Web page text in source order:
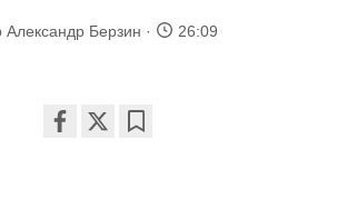
Александр Берзин 26:09